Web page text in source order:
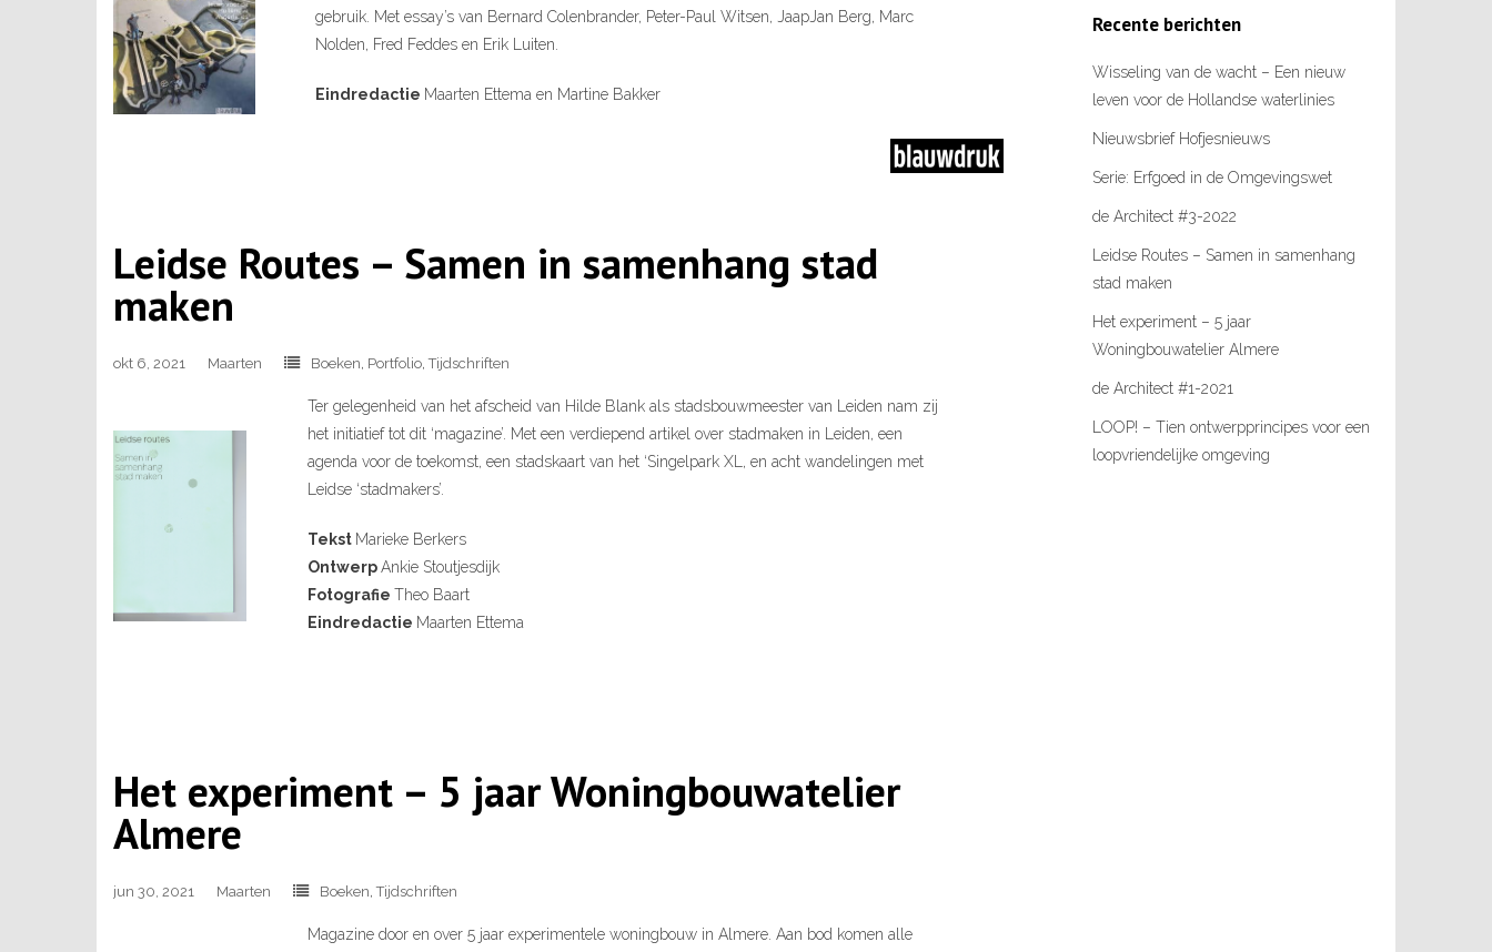
gebruik. Met essay’s van Bernard Colenbrander, Peter-Paul Witsen, JaapJan Berg, Marc
Nolden, Fred Feddes en Erik Luiten.
Eindredactie Maarten Ettema en Martine Bakker
Leidse Routes – Samen in samenhang stad
maken
okt 6, 2021 Maarten Boeken, Portfolio,Tijdschriften
Ter gelegenheid van het afscheid van Hilde Blank als stadsbouwmeester van Leiden nam zij
het initiatief tot dit ‘magazine’. Met een verdiepend artikel over stadmaken in Leiden, een
agenda voor de toekomst, een stadskaart van het ‘Singelpark XL, en acht wandelingen met
Leidse ‘stadmakers’.
Tekst Marieke Berkers
OntwerpAnkie Stoutjesdijk
Fotografie Theo Baart
Eindredactie Maarten Ettema
Het experiment – 5 jaar Woningbouwatelier
Almere
jun 30, 2021 Maarten Boeken,Tijdschriften
Magazine door en over 5 jaar experimentele woningbouw in Almere. Aan bod komen alle
Recente berichten
Wisseling van de wacht – Een nieuw
leven voor de Hollandse waterlinies
Nieuwsbrief Hofjesnieuws
Serie: Erfgoed in de Omgevingswet
de Architect #3-2022
Leidse Routes – Samen in samenhang
stad maken
Het experiment – 5 jaar
Woningbouwatelier Almere
de Architect #1-2021
LOOP! – Tien ontwerpprincipes voor een
loopvriendelijke omgeving